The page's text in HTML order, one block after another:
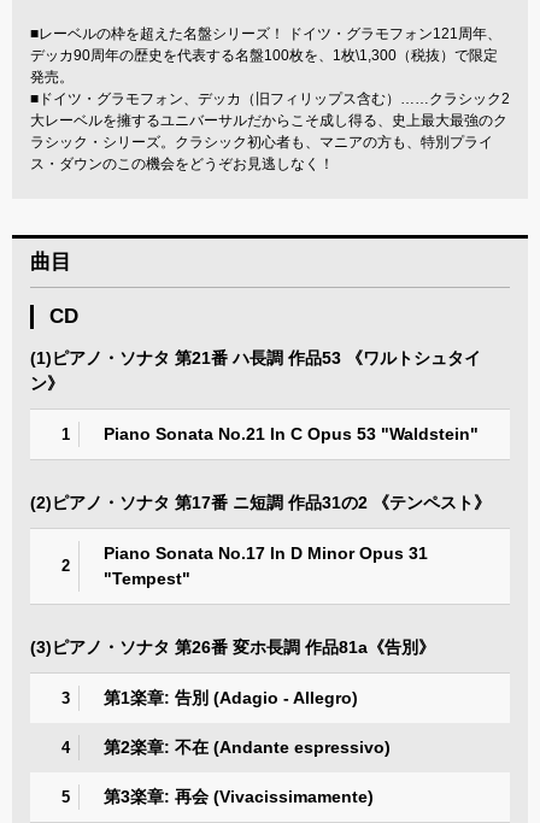
■レーベルの枠を超えた名盤シリーズ！ ドイツ・グラモフォン121周年、
デッカ90周年の歴史を代表する名盤100枚を、1枚\1,300（税抜）で限定
発売。
■ドイツ・グラモフォン、デッカ（旧フィリップス含む）……クラシック2
大レーベルを擁するユニバーサルだからこそ成し得る、史上最大最強のク
ラシック・シリーズ。クラシック初心者も、マニアの方も、特別プライ
ス・ダウンのこの機会をどうぞお見逃しなく！
曲目
CD
(1)ピアノ・ソナタ 第21番 ハ長調 作品53 《ワルトシュタイ
ン》
1 Piano Sonata No.21 In C Opus 53 "Waldstein"
(2)ピアノ・ソナタ 第17番 ニ短調 作品31の2 《テンペスト》
2
Piano Sonata No.17 In D Minor Opus 31
"Tempest"
(3)ピアノ・ソナタ 第26番 変ホ長調 作品81a《告別》
3 第1楽章: 告別 (Adagio - Allegro)
4 第2楽章: 不在 (Andante espressivo)
5 第3楽章: 再会 (Vivacissimamente)